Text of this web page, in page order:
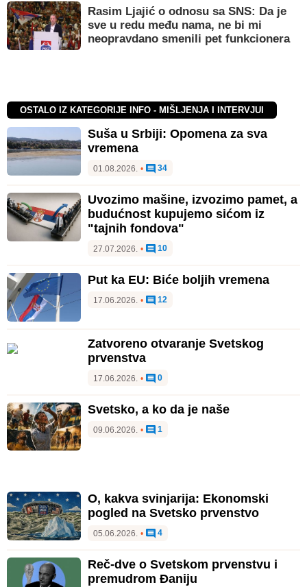
Rasim Ljajić o odnosu sa SNS: Da je
sve u redu među nama, ne bi mi
neopravdano smenili pet funkcionera
OSTALO IZ KATEGORIJE INFO - MIŠLJENJA I INTERVJUI
Suša u Srbiji: Opomena za sva
vremena
01.08.2026. • 34
Uvozimo mašine, izvozimo pamet, a
budućnost kupujemo sićom iz
"tajnih fondova"
27.07.2026. • 10
Put ka EU: Biće boljih vremena
17.06.2026. • 12
Zatvoreno otvaranje Svetskog
prvenstva
17.06.2026. • 0
Svetsko, a ko da je naše
09.06.2026. • 1
O, kakva svinjarija: Ekonomski
pogled na Svetsko prvenstvo
05.06.2026. • 4
Reč-dve o Svetskom prvenstvu i
premudrom Đaniju